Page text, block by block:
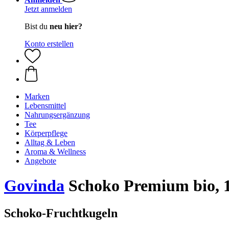
Jetzt anmelden
Bist du neu hier?
Konto erstellen
Marken
Lebensmittel
Nahrungsergänzung
Tee
Körperpflege
Alltag & Leben
Aroma & Wellness
Angebote
Govinda Schoko Premium bio,
Schoko-Fruchtkugeln